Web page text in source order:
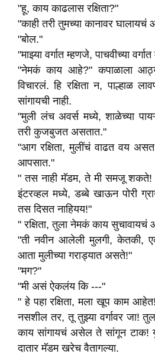
"हू, काय काढलास रक्षिता?"
"काही तरी तुमच्या कानावर घालायचं
"बोल."
"माझ्या वर्गात म्हणजे, पाचवीच्या
"नेमकं काय आहे?" कपाळाला
विचारलं. हि रक्षिता न, पाल्हाळ
सांगायची नाही.
"मुली लंच अवर्स मध्ये, शाळेच्या
तरी कुजबुजत असतात."
"आग रक्षिता, मुलींचं वाढत वय
आपसात."
" तस नाही मॅडम, ते मी समजू
इंटरव्हल मध्ये, डब्बे खाऊन पोरी
तस दिसत नाहियय!"
" रक्षिता, तुला नेमकं काय
"ती नवीन आलेली मुलगी, केतकी,
आता मुलीच्या गराड्यात असते!"
"मग?"
"मी असं ऐकलंय कि ---"
" हे पहा रक्षिता, मला खूप काम
नसशील तर, तू तुझ्या वर्गावर जा!
काय सांगायचं असेल ते सांगून टाक!
दातार मॅडम खरेच वैतागल्या.